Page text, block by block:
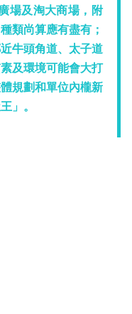
場及淘大商場，附
類尚算應有盡有；
牛頭角道、太子道
及環境可能會大打
規劃和單位內櫳新
」。